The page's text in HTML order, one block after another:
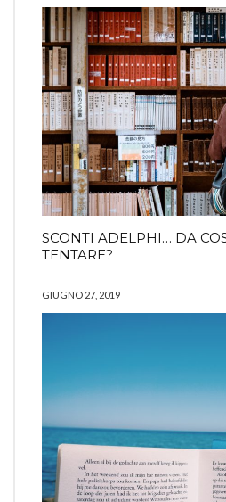
SCONTI ADELPHI… DA
TENTARE?
GIUGNO 27, 2019